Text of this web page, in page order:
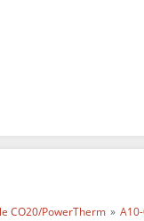
CO20/PowerTherm